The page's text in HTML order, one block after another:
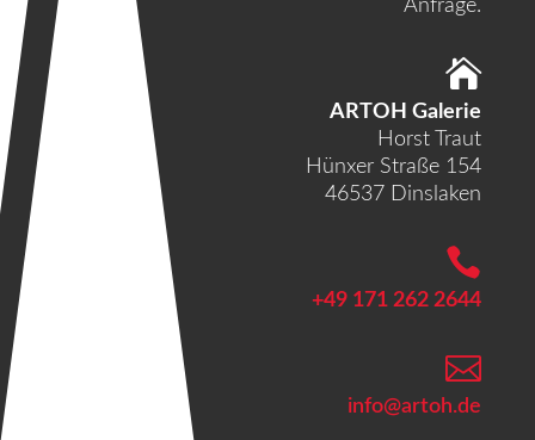
Anfrage.

ARTOH Galerie
Horst Traut
Hünxer Straße 154
46537 Dinslaken

+49 171 262 2644

info@artoh.de